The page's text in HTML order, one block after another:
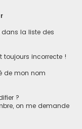
la liste des
toujours incorrecte !
de mon nom
?
on me demande